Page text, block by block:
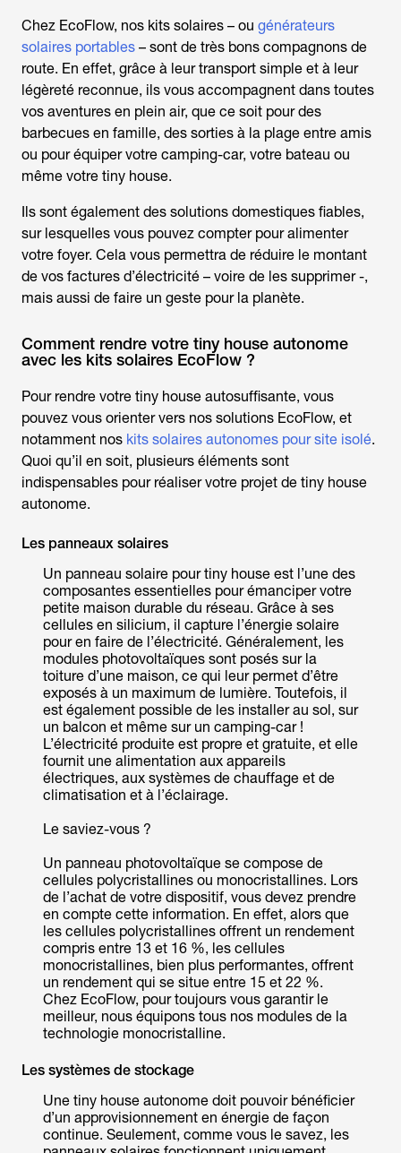
Chez EcoFlow, nos kits solaires – ou générateurs
solaires portables – sont de très bons compagnons de
route. En effet, grâce à leur transport simple et à leur
légèreté reconnue, ils vous accompagnent dans toutes
vos aventures en plein air, que ce soit pour des
barbecues en famille, des sorties à la plage entre amis
ou pour équiper votre camping-car, votre bateau ou
même votre tiny house.
Ils sont également des solutions domestiques fiables,
sur lesquelles vous pouvez compter pour alimenter
votre foyer. Cela vous permettra de réduire le montant
de vos factures d’électricité – voire de les supprimer -,
mais aussi de faire un geste pour la planète.
Comment rendre votre tiny house autonome
avec les kits solaires EcoFlow ?
Pour rendre votre tiny house autosuffisante, vous
pouvez vous orienter vers nos solutions EcoFlow, et
notamment nos kits solaires autonomes pour site isolé.
Quoi qu’il en soit, plusieurs éléments sont
indispensables pour réaliser votre projet de tiny house
autonome.
Les panneaux solaires
Un panneau solaire pour tiny house est l’une des
composantes essentielles pour émanciper votre
petite maison durable du réseau. Grâce à ses
cellules en silicium, il capture l’énergie solaire
pour en faire de l’électricité. Généralement, les
modules photovoltaïques sont posés sur la
toiture d’une maison, ce qui leur permet d’être
exposés à un maximum de lumière. Toutefois, il
est également possible de les installer au sol, sur
un balcon et même sur un camping-car !
L’électricité produite est propre et gratuite, et elle
fournit une alimentation aux appareils
électriques, aux systèmes de chauffage et de
climatisation et à l’éclairage.
Le saviez-vous ?
Un panneau photovoltaïque se compose de
cellules polycristallines ou monocristallines. Lors
de l’achat de votre dispositif, vous devez prendre
en compte cette information. En effet, alors que
les cellules polycristallines offrent un rendement
compris entre 13 et 16 %, les cellules
monocristallines, bien plus performantes, offrent
un rendement qui se situe entre 15 et 22 %.
Chez EcoFlow, pour toujours vous garantir le
meilleur, nous équipons tous nos modules de la
technologie monocristalline.
Les systèmes de stockage
Une tiny house autonome doit pouvoir bénéficier
d’un approvisionnement en énergie de façon
continue. Seulement, comme vous le savez, les